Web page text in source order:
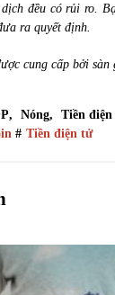
đều có rủi ro.
ra quyết định.
cung cấp bởi sàn
, Nóng,
Tiền
# Tiền điện tử